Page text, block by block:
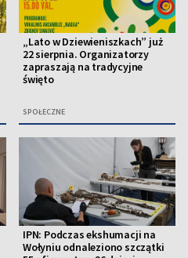
„Lato w Dziewieniszkach” już
22 sierpnia. Organizatorzy
zapraszają na tradycyjne
święto
SPOŁECZNE
IPN: Podczas ekshumacji na
Wołyniu odnaleziono szczątki